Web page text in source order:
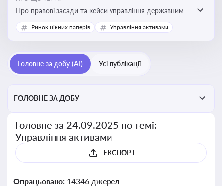
Про правові засади та кейси управління державними,
комунальними та корпоративними активами, для
юристів і керівників, які відповідають за збереження
Ринок цінних паперів Управління активами
Головне за добу (AI) Усі публікації
ГОЛОВНЕ ЗА ДОБУ
Головне за 24.09.2025 по темі:
Управління активами
ЕКСПОРТ
Опрацьовано: 14346 джерел